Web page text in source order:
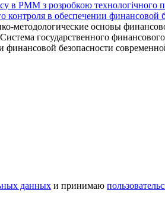
контроля в обеспечении финансовой
основы
государственного
финансовой безопасности
данных и принимаю